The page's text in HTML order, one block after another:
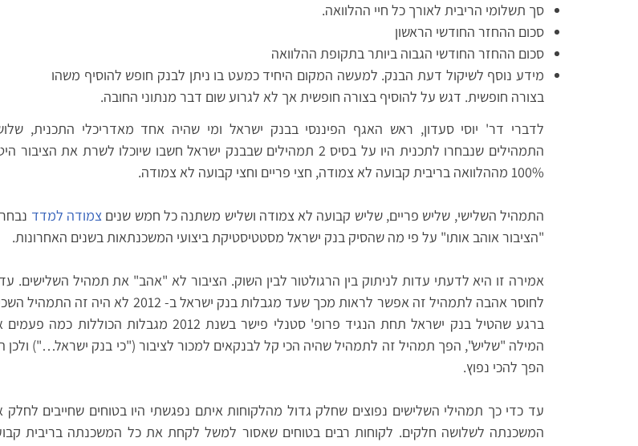
סך תשלומי הריבית לאורך כל חיי ההלוואה.
סכום ההחזר החודשי הראשון
סכום ההחזר החודשי הגבוה ביותר בתקופת ההלוואה
מידע נוסף לשיקול דעת הבנק. למעשה המקום היחיד כמעט בו ניתן לבנק חופש להוסיף משהו
בצורה חופשית. דגש על להוסיף בצורה חופשית אך לא לגרוע שום דבר מנתוני החובה.
לדברי דר' יוסי סעדון, ראש האגף הפיננסי בבנק ישראל ומי שהיה אחד מאדריכלי התכנית,
התמהילים שנבחרו לתכנית היו על בסיס 2 תמהילים שבבנק ישראל חשבו שיוכלו לשרת את הציבור
100% מההלוואה בריבית קבועה לא צמודה, חצי פריים וחצי קבועה לא צמודה.
התמהיל השלישי, שליש פריים, שליש קבועה לא צמודה ושליש משתנה כל חמש שניםצמודה למדד
"הציבור אוהב אותו" על פי מה שהסיק בנק ישראל מסטטיסטיקת ביצועי המשכנתאות בשנים האחרונות.
אמירה זו היא לדעתי עדות לניתוק בין הרגולטור לבין השוק. הציבור לא "אהב" את תמהיל השלישים.
לחוסר אהבה לתמהיל זה אפשר לראות מכך שעד מגבלות בנק ישראל ב- 2012 לא היה זה
ברגע שהטיל בנק ישראל תחת הנגיד פרופ' סטנלי פישר בשנת 2012 מגבלות הכוללות כמה
המילה "שליש", הפך תמהיל זה לתמהיל שהיה הכי קל לבנקאים למכור לציבור ("כי בנק ישראל…") ולכן
הפך להכי נפוץ.
עד כדי כך תמהילי השלישים נפוצים שחלק גדול מהלקוחות איתם נפגשתי היו בטוחים שחייבים לחלק
המשכנתה לשלושה חלקים. לקוחות רבים בטוחים שאסור למשל לקחת את כל המשכנתה בריבית